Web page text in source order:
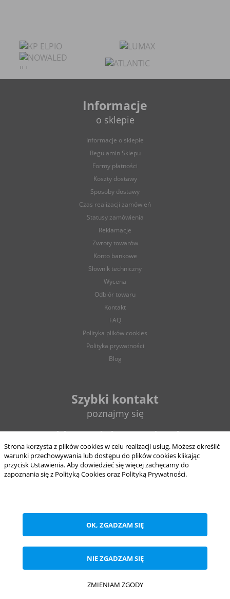
Strona korzysta z plików cookies w celu realizacji usług. Możesz określić
warunki przechowywania lub dostępu do plików cookies klikając
przycisk Ustawienia. Aby dowiedzieć się więcej zachęcamy do
zapoznania się z Polityką Cookies oraz Polityką Prywatności.
OK, ZGADZAM SIĘ
NIE ZGADZAM SIĘ
ZMIENIAM ZGODY
ZAAKCEPTUJ WSZYSTKIE
Anuluj
Informacje
o sklepie
Informacje o sklepie
Regulamin Sklepu
Formy płatności
Koszty dostawy
Sposoby dostawy
Czas realizacji zamówień
Statusy zamówienia
Reklamacje
Zwroty towarów
Konto bankowe
Słownik techniczny
Wycena
Odbiór towaru
Kontakt
FAQ
Polityka plików cookies
Polityka prywatności
Blog
Szybki kontakt
poznajmy się
sklep@elektrycznie.pl
693 897 124
8:00 - 16:00
HME Sp. z o.o. ul. Barwnikowa 28, 95-100 Zgierz NIP 7322171900, Regon
Copyright 2026 by Elektrycznie.pl. Wszelkie prawa zastrzeżone